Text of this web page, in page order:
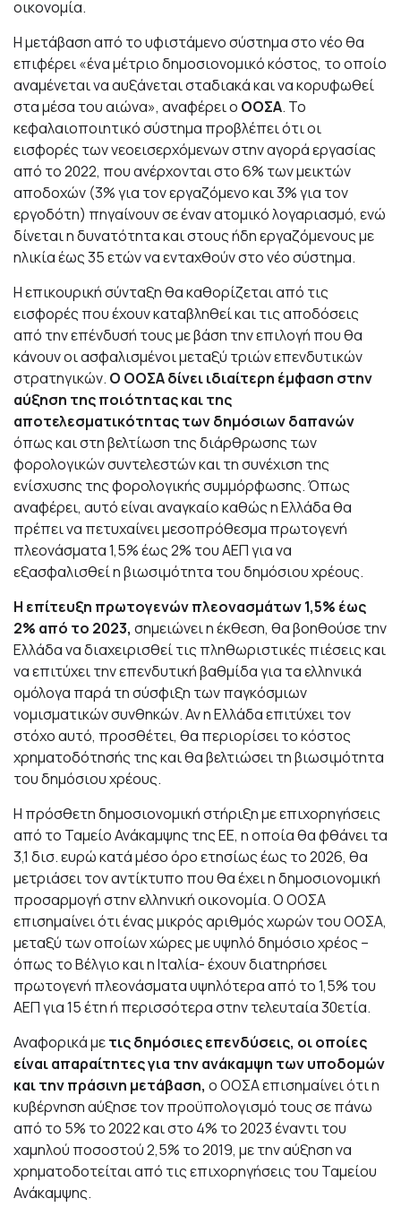
οικονομία.
Η μετάβαση από το υφιστάμενο σύστημα στο νέο θα
επιφέρει «ένα μέτριο δημοσιονομικό κόστος, το οποίο
αναμένεται να αυξάνεται σταδιακά και να κορυφωθεί
στα μέσα του αιώνα», αναφέρει ο ΟΟΣΑ. Το
κεφαλαιοποιητικό σύστημα προβλέπει ότι οι
εισφορές των νεοεισερχόμενων στην αγορά εργασίας
από το 2022, που ανέρχονται στο 6% των μεικτών
αποδοχών (3% για τον εργαζόμενο και 3% για τον
εργοδότη) πηγαίνουν σε έναν ατομικό λογαριασμό, ενώ
δίνεται η δυνατότητα και στους ήδη εργαζόμενους με
ηλικία έως 35 ετών να ενταχθούν στο νέο σύστημα.
Η επικουρική σύνταξη θα καθορίζεται από τις
εισφορές που έχουν καταβληθεί και τις αποδόσεις
από την επένδυσή τους με βάση την επιλογή που θα
κάνουν οι ασφαλισμένοι μεταξύ τριών επενδυτικών
στρατηγικών. Ο ΟΟΣΑ δίνει ιδιαίτερη έμφαση στην
αύξηση της ποιότητας και της
αποτελεσματικότητας τωνδημόσιων δαπανών
όπως και στη βελτίωση της διάρθρωσης των
φορολογικών συντελεστών και τη συνέχιση της
ενίσχυσης της φορολογικής συμμόρφωσης. Όπως
αναφέρει, αυτό είναι αναγκαίο καθώς η Ελλάδα θα
πρέπει να πετυχαίνει μεσοπρόθεσμα πρωτογενή
πλεονάσματα 1,5% έως 2% του ΑΕΠ για να
εξασφαλισθεί η βιωσιμότητα του δημόσιου χρέους.
Η επίτευξη πρωτογενών πλεονασμάτων1,5% έως
2% από το 2023, σημειώνει η έκθεση, θα βοηθούσε την
Ελλάδα να διαχειρισθεί τις πληθωριστικές πιέσεις και
να επιτύχει την επενδυτική βαθμίδα για τα ελληνικά
ομόλογα παρά τη σύσφιξη των παγκόσμιων
νομισματικών συνθηκών. Αν η Ελλάδα επιτύχει τον
στόχο αυτό, προσθέτει, θα περιορίσει το κόστος
χρηματοδότησής της και θα βελτιώσει τη βιωσιμότητα
του δημόσιου χρέους.
Η πρόσθετη δημοσιονομική στήριξη με επιχορηγήσεις
από το Ταμείο Ανάκαμψης της ΕΕ, η οποία θα φθάνει τα
3,1 δισ. ευρώ κατά μέσο όρο ετησίως έως το 2026, θα
μετριάσει τον αντίκτυπο που θα έχει η δημοσιονομική
προσαρμογή στην ελληνική οικονομία. Ο ΟΟΣΑ
επισημαίνει ότι ένας μικρός αριθμός χωρών του ΟΟΣΑ,
μεταξύ των οποίων χώρες με υψηλό δημόσιο χρέος –
όπως το Βέλγιο και η Ιταλία- έχουν διατηρήσει
πρωτογενή πλεονάσματα υψηλότερα από το 1,5% του
ΑΕΠ για 15 έτη ή περισσότερα στην τελευταία 30ετία.
Αναφορικά μετις δημόσιες επενδύσεις, οι οποίες
είναι απαραίτητες για την ανάκαμψη των υποδομών
και τηνπράσινη μετάβαση, ο ΟΟΣΑ επισημαίνει ότι η
κυβέρνηση αύξησε τον προϋπολογισμό τους σε πάνω
από το 5% το 2022 και στο 4% το 2023 έναντι του
χαμηλού ποσοστού 2,5% το 2019, με την αύξηση να
χρηματοδοτείται από τις επιχορηγήσεις του Ταμείου
Ανάκαμψης.